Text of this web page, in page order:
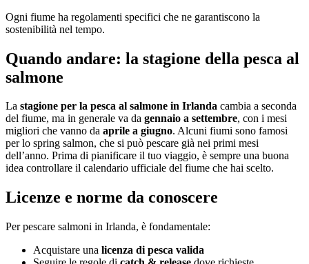
Ogni fiume ha regolamenti specifici che ne garantiscono la
sostenibilità nel tempo.
Quando andare: la stagione della pesca al
salmone
La stagione per la pesca al salmone in Irlanda cambia a seconda
del fiume, ma in generale va da gennaio a settembre, con i mesi
migliori che vanno da aprile a giugno. Alcuni fiumi sono famosi
per lo spring salmon, che si può pescare già nei primi mesi
dell’anno. Prima di pianificare il tuo viaggio, è sempre una buona
idea controllare il calendario ufficiale del fiume che hai scelto.
Licenze e norme da conoscere
Per pescare salmoni in Irlanda, è fondamentale:
Acquistare una licenza di pesca valida